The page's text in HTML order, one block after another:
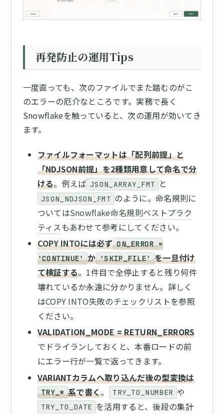
再発防止の運用Tips
一度直っても、次のファイルでまた踏むのがこ
のエラーの厄介なところです。実務で長く
Snowflakeを触っていると、次の運用が効いてき
ます。
ファイルフォーマットは「配列前提」と
「NDJSON前提」を2種類用意して命名で分
ける。例えば JSON_ARRAY_FMT と
JSON_NDJSON_FMT のように。命名規則に
ついてはSnowflake命名規則ベストプラク
ティスもあわせて参考にしてください。
COPY INTOには必ず ON_ERROR =
'CONTINUE' か 'SKIP_FILE' を一旦付け
て検証する。1件目で全停止すると残り何件
壊れているか永遠に分かりません。詳しく
はCOPY INTO失敗のチェックリストを参照
ください。
VALIDATION_MODE = RETURN_ERRORS
でドライランしておくと、本番ロードの前
にエラー行が一覧で返ってきます。
VARIANTカラムへ取り込んだ後の型変換は
TRY_* 系で書く。 TRY_TO_NUMBER や
TRY_TO_DATE を活用すると、後段の集計